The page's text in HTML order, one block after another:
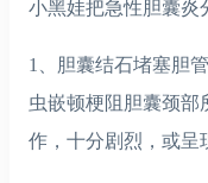
小黑娃把急性胆囊炎
1、胆囊结石堵塞胆
虫嵌顿梗阻胆囊颈部
作，十分剧烈，或呈